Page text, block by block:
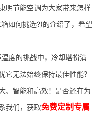
明节能空调为大家带来怎样
如何挑选?)的介绍了，希望
度的挑战中，冷却塔扮演
它无法始终保持最佳性能？
、智能和高效！是否还在为
我们，获取免费定制专属